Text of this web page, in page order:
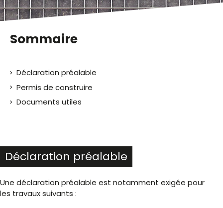
Sommaire
Déclaration préalable
Permis de construire
Documents utiles
Déclaration préalable
Une déclaration préalable est notamment exigée pour
les travaux suivants :